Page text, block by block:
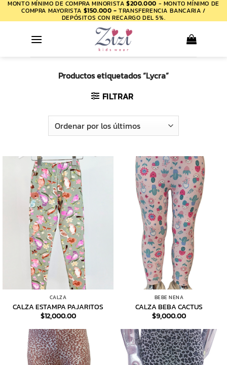
Saltar
al
MONTO MÍNIMO DE COMPRA MINORISTA$200.000 - MONTO MÍNIMO DE
COMPRA MAYORISTA $150.000 - TRANSFERENCIA BANCARIA /
DEPÓSITOS CON RECARGO DEL 5%.
Productos etiquetados “Lycra”
FILTRAR
CALZA
CALZA ESTAMPA PAJARITOS
$12,000.00
BEBE NENA
CALZA BEBA CACTUS
$9,000.00